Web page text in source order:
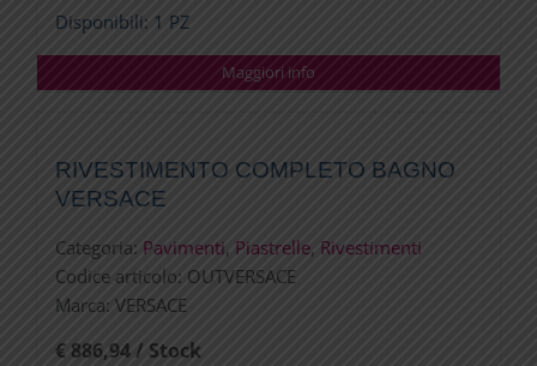
Disponibili: 1 PZ
Maggiori info
RIVESTIMENTO COMPLETO BAGNO
VERSACE
Categoria: Pavimenti, Piastrelle, Rivestimenti
Codice articolo: OUTVERSACE
Marca: VERSACE
€ 886,94 / Stock